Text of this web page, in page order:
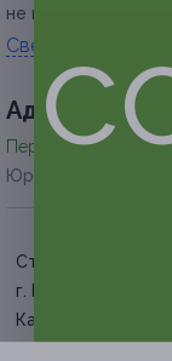
не менее чем за 12
Свернуть
Адресa
Перейти на сайт
Юридическая
Стахановская
г. Москва, 2-й
Карачаровский
круглосуточно и